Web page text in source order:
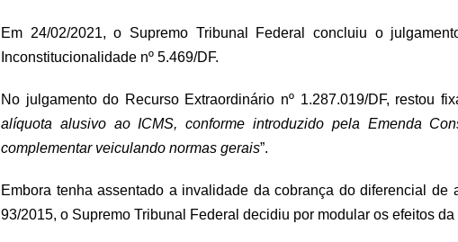
Em 24/02/2021, o Supremo Tribunal Federal concluiu o
Inconstitucionalidade nº 5.469/DF.
No julgamento do Recurso Extraordinário nº 1.287.019/DF, restou
alíquota alusivo ao ICMS, conforme introduzido pela Emenda
complementar veiculando normas gerais”.
Embora tenha assentado a invalidade da cobrança do diferencial
93/2015, o Supremo Tribunal Federal decidiu por modular os efeitos da